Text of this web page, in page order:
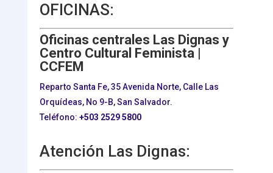
OFICINAS:
Oficinas centrales Las Dignas y
Centro Cultural Feminista |
CCFEM
Reparto Santa Fe, 35 Avenida Norte, Calle Las
Orquídeas, No 9-B, San Salvador.
Teléfono: +503 2529 5800
Atención Las Dignas: